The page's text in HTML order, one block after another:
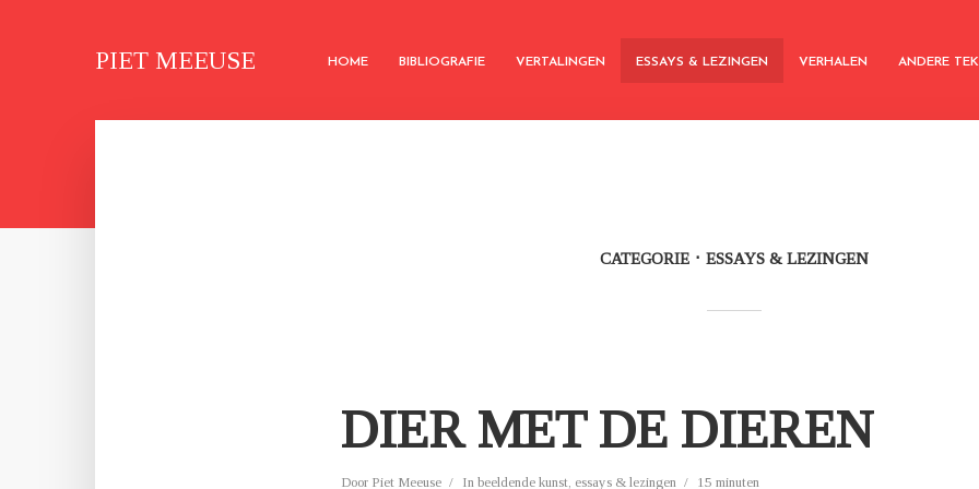
PIET MEEUSE HOME BIBLIOGRAFIE VERTALINGEN ESSAYS & LEZINGEN VERHALEN ANDERE
CATEGORIE ESSAYS & LEZINGEN
DIER MET DE DIEREN
Door Piet Meeuse In beeldende kunst, essays & lezingen 15 minuten